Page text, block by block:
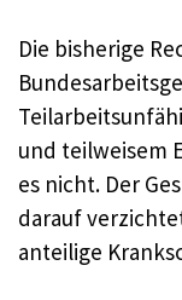
Die bisherige
und teilweisem
es nicht. Der
darauf
anteilige